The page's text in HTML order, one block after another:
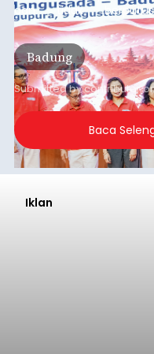
dan tidak
disampaikannya saat
Pejuang Dialisis yang
Ruang Kertha Gosana,
(9/8/2026).
Badung
Submitted bycontributor
Baca
Iklan